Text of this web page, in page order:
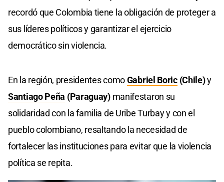
recordó que Colombia tiene la obligación de proteger a
sus líderes políticos y garantizar el ejercicio
democrático sin violencia.
En la región, presidentes comoGabriel Boric(Chile)y
Santiago Peña (Paraguay)manifestaron su
solidaridad con la familia de Uribe Turbay y con el
pueblo colombiano, resaltando la necesidad de
fortalecer las instituciones para evitar que la violencia
política se repita.